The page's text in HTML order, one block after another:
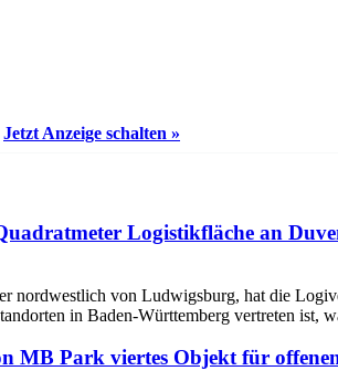
Jetzt Anzeige schalten »
Logistikfläche an
nordwestlich von Ludwigsburg, hat die
in Baden-Württemberg vertreten ist,
MB Park viertes Objekt für